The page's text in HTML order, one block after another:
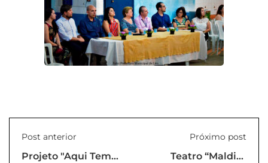
Post anterior
Projeto "Aqui Tem"
Próximo post
Teatro “Maldita